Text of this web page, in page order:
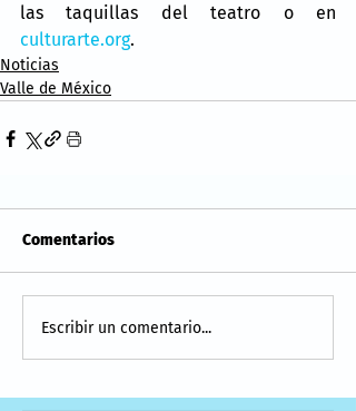
culturarte.org.
Noticias
Valle de México
Comentarios
Escribir un comentario...